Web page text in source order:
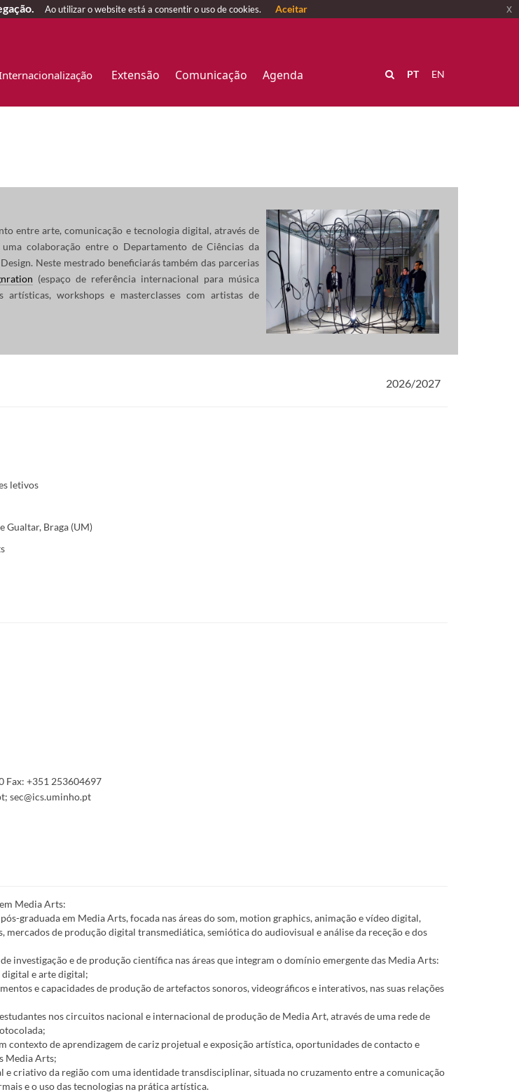
Extensão Comunicação Agenda EN
PT
entre arte, comunicação e tecnologia digital, através de
colaboração entre o Departamento de Ciências da
Neste mestrado beneficiarás também das parcerias
(espaço de referência internacional para música
workshops e masterclasses com artistas de
2026/2027
letivos
Gualtar, Braga (UM)
Fax: +351 253604697
sec@ics.uminho.pt
Media Arts:
graduada em Media Arts, focada nas áreas do som, motion graphics, animação e vídeo digital,
mercados de produção digital transmediática, semiótica do audiovisual e análise da receção e dos
investigação e de produção científica nas áreas que integram o domínio emergente das Media Arts:
e arte digital;
e capacidades de produção de artefactos sonoros, videográficos e interativos, nas suas relações
nos circuitos nacional e internacional de produção de Media Art, através de uma rede de
contexto de aprendizagem de cariz projetual e exposição artística, oportunidades de contacto e
Media Arts;
e criativo da região com uma identidade transdisciplinar, situada no cruzamento entre a comunicação
e o uso das tecnologias na prática artística.
Ao utilizar o website está a consentir o uso de cookies. Aceitar x